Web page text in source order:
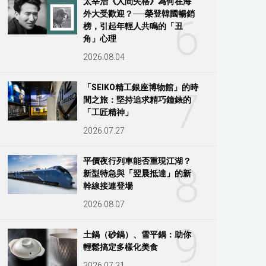
6
外大受歡迎？──榮登韓國暢銷
榜，引起年輕人共鳴的「丑
角」心理
2026.08.04
7
「SEIKO精工銀座博物館」的時
間之旅：堅持追求精巧鐘錶的
「工匠精神」
2026.07.27
8
平價夜行列車能否重現江湖？
新型特急與「翌晨抵達」的新
幹線接連登場
2026.08.07
9
土鍋（砂鍋）、雪平鍋：助你
輕鬆搞定多樣化美食